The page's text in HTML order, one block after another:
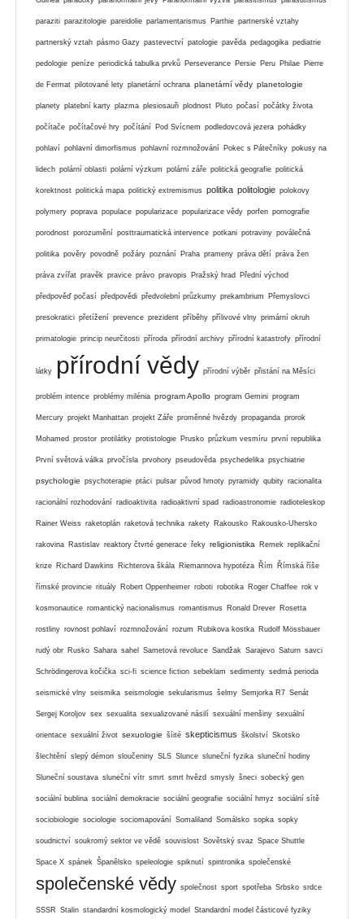
paraziti parazitologie pareidolie parlamentarismus Parthie partnerské vztahy
partnerský vztah pásmo Gazy pastevectví patologie pavěda pedagogika pediatrie
pedologie peníze periodická tabulka prvků Perseverance Persie Peru Philae Pierre
de Fermat pilotované lety planetární ochrana planetární vědy planetologie
planety platební karty plazma plesiosauři plodnost Pluto počasí počátky života
počítače počítačové hry počítání Pod Svícnem podledovcová jezera pohádky
pohlaví pohlavní dimorfismus pohlavní rozmnožování Pokec s Pátečníky pokusy na
lidech polární oblasti polární výzkum polární záře politická geografie politická
korektnost politická mapa politický extremismus politika politologie polokovy
polymery poprava populace popularizace popularizace vědy porfen pornografie
porodnost porozumění posttraumatická intervence potkani potraviny poválečná
politika pověry povodně požáry poznání Praha prameny práva dětí práva žen
práva zvířat pravěk pravice právo pravopis Pražský hrad Přední východ
předpověď počasí předpovědi předvolební průzkumy prekambrium Přemyslovci
presokratici přetížení prevence prezident příběhy přílivové vlny primární okruh
primatologie princip neurčitosti příroda přírodní archivy přírodní katastrofy přírodní
látky přírodní vědy přírodní výběr přistání na Měsíci
problém intence problémy milénia program Apollo program Gemini program
Mercury projekt Manhattan projekt Záře proměnné hvězdy propaganda prorok
Mohamed prostor protilátky protistologie Prusko průzkum vesmíru první republika
První světová válka prvočísla prvohory pseudověda psychedelika psychiatrie
psychologie psychoterapie ptáci pulsar původ hmoty pyramidy qubity racionalita
racionální rozhodování radioaktivita radioaktivní spad radioastronomie radioteleskop
Rainer Weiss raketoplán raketová technika rakety Rakousko Rakousko-Uhersko
rakovina Rastislav reaktory čtvrté generace řeky religionistika Remek replikační
krize Richard Dawkins Richterova škála Riemannova hypotéza Řím Římská říše
římské provincie rituály Robert Oppenheimer roboti robotika Roger Chaffee rok v
kosmonautice romantický nacionalismus romantismus Ronald Drever Rosetta
rostliny rovnost pohlaví rozmnožování rozum Rubikova kostka Rudolf Mössbauer
rudý obr Rusko Sahara sahel Sametová revoluce Sandžak Sarajevo Saturn savci
Schrödingerova kočička sci-fi science fiction sebeklam sedimenty sedmá perioda
seismické vlny seismika seismologie sekularismus šelmy Semjorka R7 Senát
Sergej Koroljov sex sexualita sexualizované násilí sexuální menšiny sexuální
orientace sexuální život sexuologie šíité skepticismus školství Skotsko
šlechtění slepý démon sloučeniny SLS Slunce sluneční fyzika sluneční hodiny
Sluneční soustava sluneční vítr smrt smrt hvězd smysly šneci sobecký gen
sociální bublina sociální demokracie sociální geografie sociální hmyz sociální sítě
sociobiologie sociologie sociomapování Somaliland Somálsko sopka sopky
soudnictví soukromý sektor ve vědě souvislost Sovětský svaz Space Shuttle
Space X spánek Španělsko speleologie spiknutí spintronika společenské
společenské vědy společnost sport spotřeba Srbsko srdce
SSSR Stalin standardní kosmologický model Standardní model částicové fyziky